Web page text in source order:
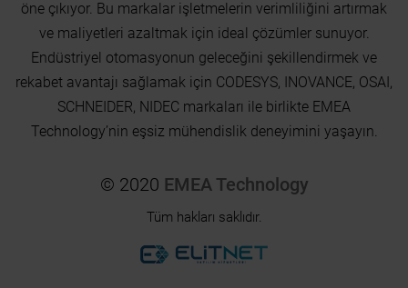
öne çıkıyor. Bu markalar işletmelerin verimliliğini artırmak
ve maliyetleri azaltmak için ideal çözümler sunuyor.
Endüstriyel otomasyonun geleceğini şekillendirmek ve
rekabet avantajı sağlamak için CODESYS, INOVANCE, OSAI,
SCHNEIDER, NIDEC markaları ile birlikte EMEA
Technology’nin eşsiz mühendislik deneyimini yaşayın.
© 2020 EMEA Technology
Tüm hakları saklıdır.